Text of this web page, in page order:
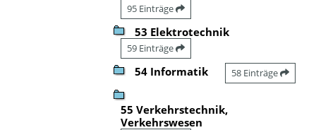
95 Einträge
53 Elektrotechnik
59 Einträge
54 Informatik 58 Einträge
55 Verkehrstechnik,
Verkehrswesen